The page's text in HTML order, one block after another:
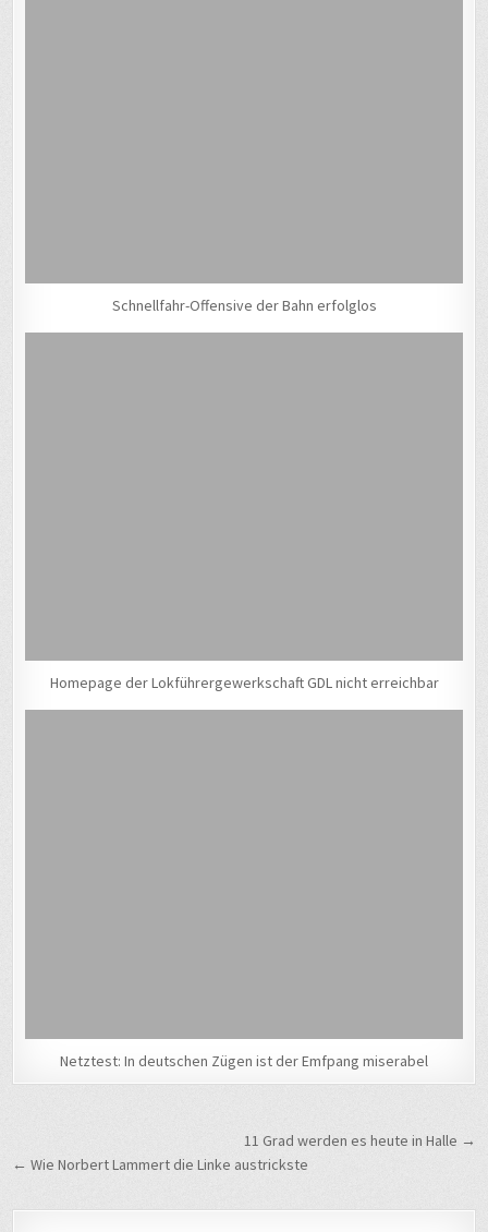
Schnellfahr-Offensive der Bahn erfolglos
Homepage der Lokführergewerkschaft GDL nicht erreichbar
Netztest: In deutschen Zügen ist der Emfpang miserabel
Beitragsnavigation11 Grad werden es heute in Halle →
← Wie Norbert Lammert die Linke austrickste